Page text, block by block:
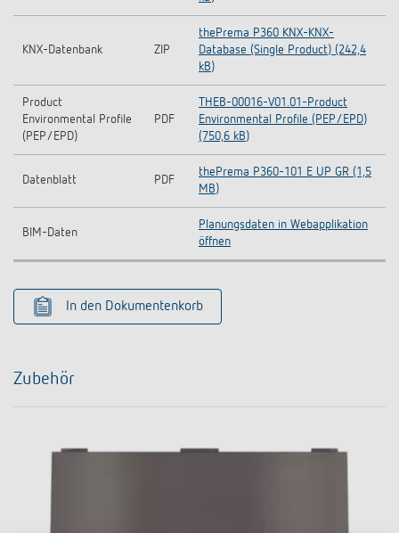
KNX-Datenbank ZIP
thePrema P360 KNX-KNX-
Database (Single Product) (242,4
kB)
Product
Environmental Profile
(PEP/EPD)
PDF
THEB-00016-V01.01-Product
Environmental Profile (PEP/EPD)
(750,6 kB)
Datenblatt PDF
thePrema P360-101 E UP GR (1,5
MB)
BIM-Daten
Planungsdaten in Webapplikation
öffnen
In den Dokumentenkorb
Zubehör